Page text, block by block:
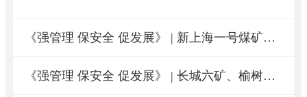
《强管理 保安全 促发展》 | 新上海一号煤矿、华丰煤矿负责人访谈
《强管理 保安全 促发展》 | 长城六矿、榆树井煤矿负责人访谈